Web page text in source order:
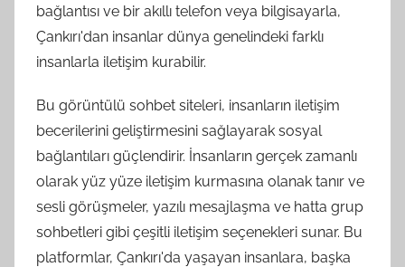
bağlantısı ve bir akıllı telefon veya bilgisayarla,
Çankırı'dan insanlar dünya genelindeki farklı
insanlarla iletişim kurabilir.
Bu görüntülü sohbet siteleri, insanların iletişim
becerilerini geliştirmesini sağlayarak sosyal
bağlantıları güçlendirir. İnsanların gerçek zamanlı
olarak yüz yüze iletişim kurmasına olanak tanır ve
sesli görüşmeler, yazılı mesajlaşma ve hatta grup
sohbetleri gibi çeşitli iletişim seçenekleri sunar. Bu
platformlar, Çankırı'da yaşayan insanlara, başka